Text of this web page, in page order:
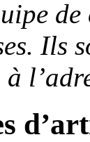
Ils